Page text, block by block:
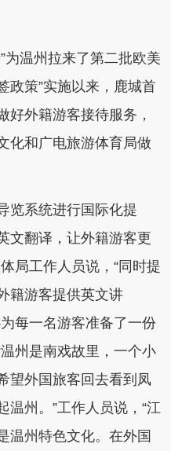
温州拉来了第二批欧美
政策”实施以来，鹿城首
好外籍游客接待服务，
化和广电旅游体育局做
系统进行国际化提
文翻译，让外籍游客更
局工作人员说，“同时提
籍游客提供英文讲
每一名游客准备了一份
州是南戏故里，一个小
望外国旅客回去看到凤
温州。”工作人员说，“江
温州特色文化。在外国